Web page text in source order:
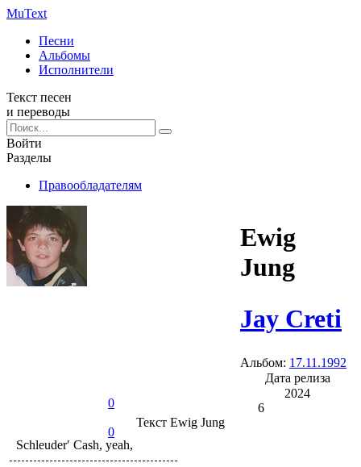
MuText
Песни
Альбомы
Исполнители
Текст песен
и переводы
Войти
Разделы
Правообладателям
0
0
Ewig
Jung
Jay Creti
Альбом: 17.11.1992
Дата релиза
2024
6
Текст Ewig Jung
Schleuder′ Cash, yeah,